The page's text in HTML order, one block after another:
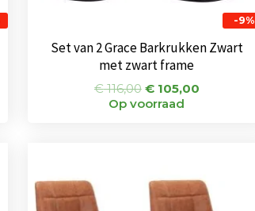
-9%
Set van 2 Grace Barkrukken Zwart
met zwart frame
€116,00 €105,00
Op voorraad
was:
€ 144,00.
is:
€ 108,00.